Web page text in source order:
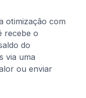
otimização com
recebe o
do
via uma
ou enviar